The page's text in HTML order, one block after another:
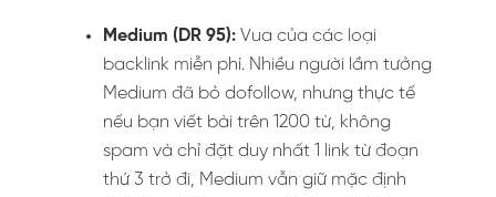
Medium (DR 95): Vua của các loại
backlink miễn phí. Nhiều người lầm tưởng
Medium đã bỏ dofollow, nhưng thực tế
nếu bạn viết bài trên 1200 từ, không
spam và chỉ đặt duy nhất 1 link từ đoạn
thứ 3 trở đi, Medium vẫn giữ mặc định